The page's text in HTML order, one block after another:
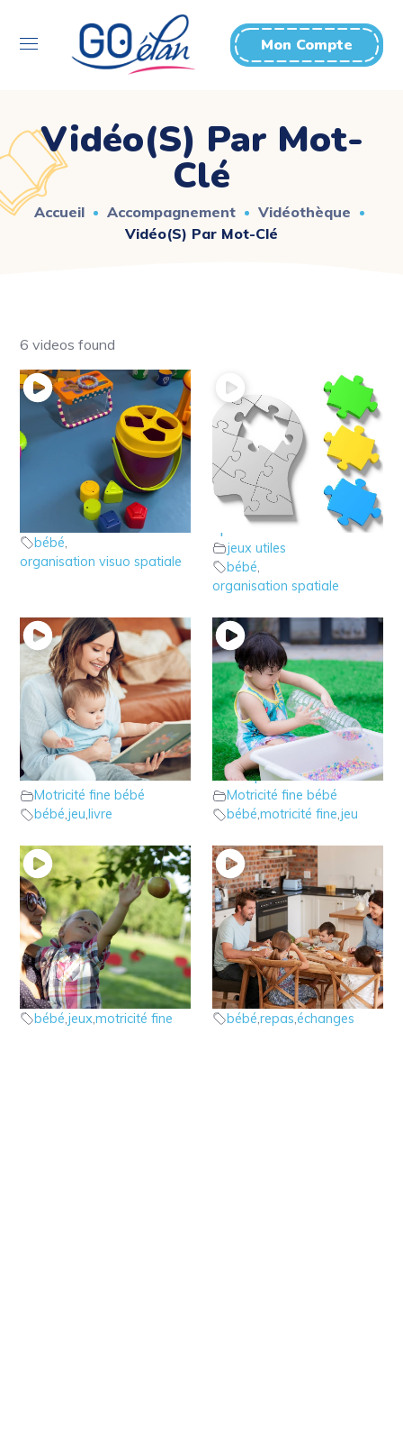
Mon Compte
Vidéo(s) Par Mot-
Clé
Accueil Accompagnement
Vidéothèque
Vidéo(s) Par Mot-Clé
6 videos found
2 – Les jeux visuo
spatiaux du bébé
jeux utiles
bébé,
organisation visuo spatiale
1 – Qu’est ce que
l’organisation visuo
spatiale?
jeux utiles
bébé,
organisation spatiale
5 – A quel âge donner
un livre à votre
enfant?
Motricité fine bébé
bébé,jeu,livre
4 – Les bouteilles
sensorielles à
fabriquer
Motricité fine bébé
bébé,motricité fine,jeu
2 – la motricité fine
avant 12 mois
Motricité fine bébé
bébé,jeux,motricité fine
4 – Pourquoi manger
en famille ?
Être en famille
bébé,repas,échanges